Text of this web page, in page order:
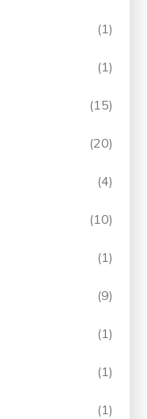
(1)
(1)
(15)
(20)
(4)
(10)
(1)
(9)
(1)
(1)
(1)